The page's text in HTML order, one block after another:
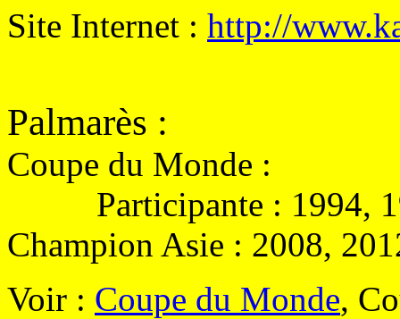
Site Internet : http://
Palmarès :
Coupe du Monde :
Participante : 1994,
Champion Asie : 2008,
Voir : Coupe du Monde,